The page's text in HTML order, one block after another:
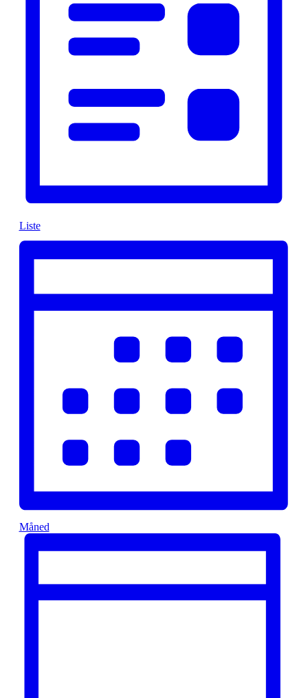
Liste
Måned